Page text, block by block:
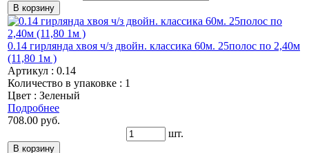
0.14 гирлянда хвоя ч/з двойн. классика 60м. 25полос по 2,40м
(11,80 1м )
Артикул : 0.14
Количество в упаковке : 1
Цвет : Зеленый
Подробнее
708.00 руб.
шт.